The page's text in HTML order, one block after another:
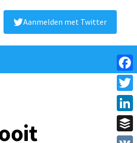
Aanmelden met Twitter